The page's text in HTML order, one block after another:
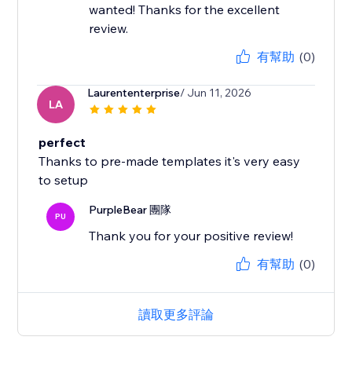
wanted! Thanks for the excellent
review.
有幫助 (0)
LA
Laurententerprise/ Jun 11, 2026
perfect
Thanks to pre-made templates it's very easy
to setup
PU PurpleBear 團隊
Thank you for your positive review!
有幫助 (0)
讀取更多評論